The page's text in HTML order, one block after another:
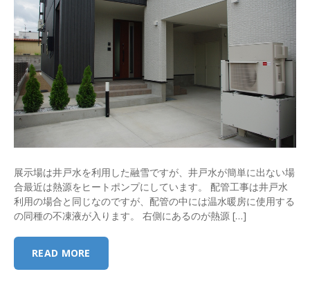
展示場は井戸水を利用した融雪ですが、井戸水が簡単に出ない場
合最近は熱源をヒートポンプにしています。 配管工事は井戸水
利用の場合と同じなのですが、配管の中には温水暖房に使用する
の同種の不凍液が入ります。 右側にあるのが熱源 […]
READ MORE